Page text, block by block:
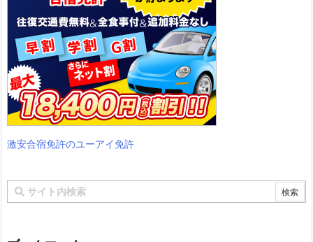
激安合宿免許のユーアイ免許